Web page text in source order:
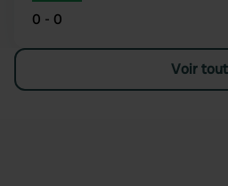
0 - 0
Voir tout